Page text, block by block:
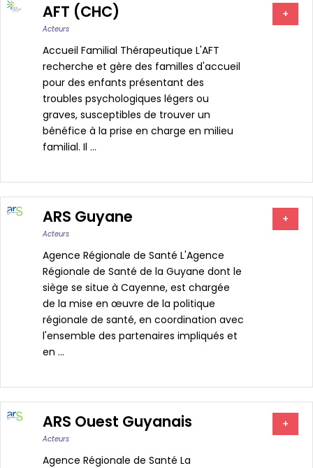
AFT (CHC)
Acteurs
Accueil Familial Thérapeutique L'AFT
recherche et gère des familles d'accueil
pour des enfants présentant des
troubles psychologiques légers ou
graves, susceptibles de trouver un
bénéfice à la prise en charge en milieu
familial. Il ...
+
ARS Guyane
Acteurs
Agence Régionale de Santé L'Agence
Régionale de Santé de la Guyane dont le
siège se situe à Cayenne, est chargée
de la mise en œuvre de la politique
régionale de santé, en coordination avec
l'ensemble des partenaires impliqués et
en ...
+
ARS Ouest Guyanais
Acteurs
Agence Régionale de Santé La
+